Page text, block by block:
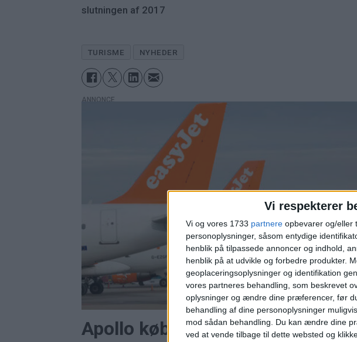
Vi respekterer
Vi og vores 1733 partnere opbevarer og/eller
personoplysninger, såsom entydige
henblik på tilpassede annoncer og indhold,
henblik på at udvikle og forbedre produkter.
geoplaceringsoplysninger og identifikation
vores partneres behandling, som beskrevet
oplysninger og ændre dine præferencer, før
behandling af dine personoplysninger
mod sådan behandling.
Du kan ændre dine
ved at vende tilbage til dette websted og
slutningen af 2017
TURISME NYHEDER
ANNONCE
Apollo køber Easyjet efter